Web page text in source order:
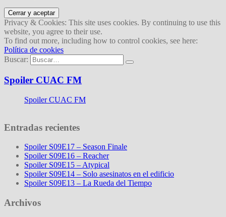
Privacy & Cookies: This site uses cookies. By continuing to use this
website, you agree to their use.
To find out more, including how to control cookies, see here:
Política de cookies
Buscar:
Spoiler CUAC FM
Spoiler CUAC FM
Entradas recientes
Spoiler S09E17 – Season Finale
Spoiler S09E16 – Reacher
Spoiler S09E15 – Atypical
Spoiler S09E14 – Solo asesinatos en el edificio
Spoiler S09E13 – La Rueda del Tiempo
Archivos